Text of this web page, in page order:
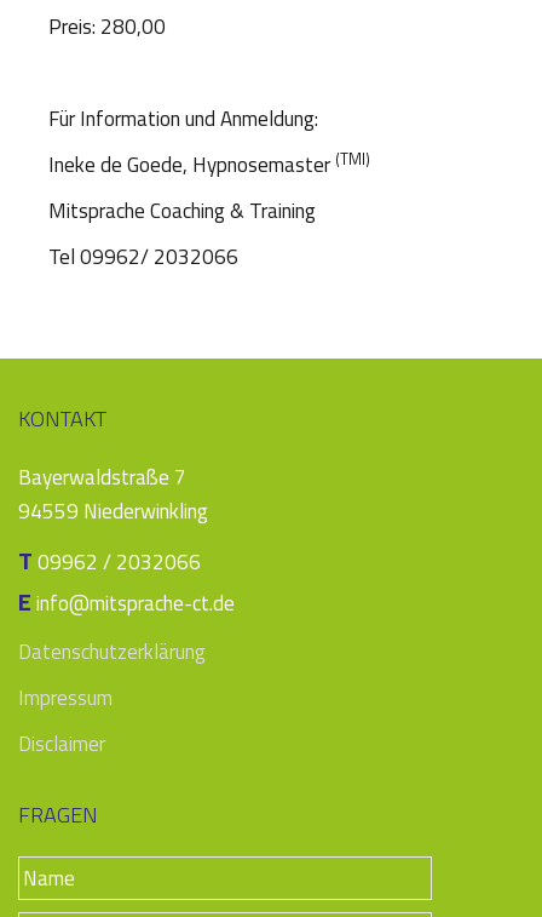
Preis: 280,00
Für Information und Anmeldung:
Ineke de Goede, Hypnosemaster (TMI)
Mitsprache Coaching & Training
Tel 09962/ 2032066
KONTAKT
Bayerwaldstraße 7
94559 Niederwinkling
T09962 / 2032066
Einfo@mitsprache-ct.de
Datenschutzerklärung
Impressum
Disclaimer
FRAGEN